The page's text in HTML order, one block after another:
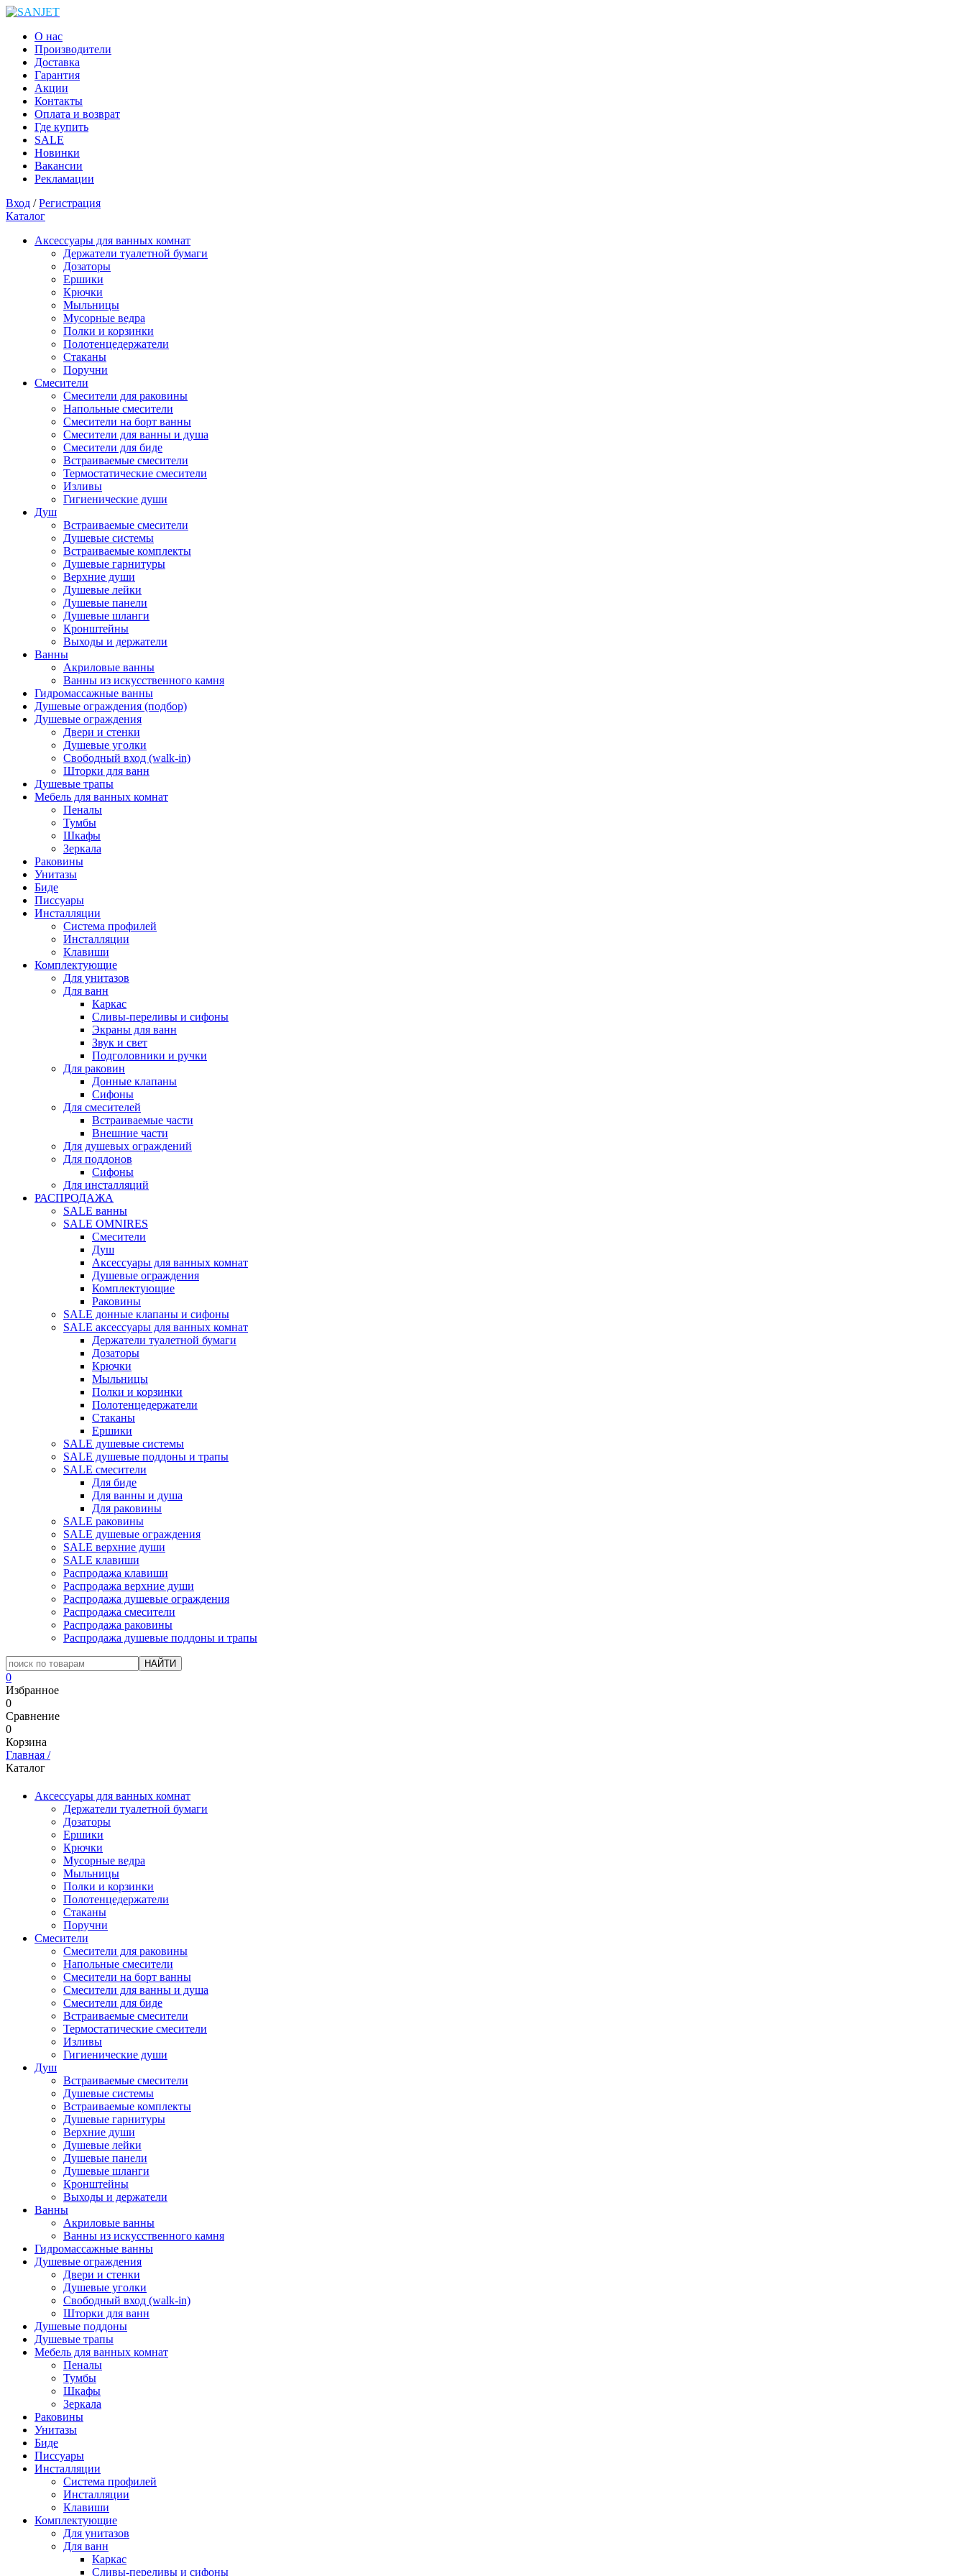
О нас
Производители
Доставка
Гарантия
Акции
Контакты
Оплата и возврат
Где купить
SALE
Новинки
Вакансии
Рекламации
Вход /Регистрация
Каталог
Аксессуары для ванных комнат
Держатели туалетной бумаги
Дозаторы
Ершики
Крючки
Мыльницы
Мусорные ведра
Полки и корзинки
Полотенцедержатели
Стаканы
Поручни
Смесители
Смесители для раковины
Напольные смесители
Смесители на борт ванны
Смесители для ванны и душа
Смесители для биде
Встраиваемые смесители
Термостатические смесители
Изливы
Гигиенические души
Душ
Встраиваемые смесители
Душевые системы
Встраиваемые комплекты
Душевые гарнитуры
Верхние души
Душевые лейки
Душевые панели
Душевые шланги
Кронштейны
Выходы и держатели
Ванны
Акриловые ванны
Ванны из искусственного камня
Гидромассажные ванны
Душевые ограждения (подбор)
Душевые ограждения
Двери и стенки
Душевые уголки
Свободный вход (walk-in)
Шторки для ванн
Душевые трапы
Мебель для ванных комнат
Пеналы
Тумбы
Шкафы
Зеркала
Раковины
Унитазы
Биде
Писсуары
Инсталляции
Система профилей
Инсталляции
Клавиши
Комплектующие
Для унитазов
Для ванн
Каркас
Сливы-переливы и сифоны
Экраны для ванн
Звук и свет
Подголовники и ручки
Для раковин
Донные клапаны
Сифоны
Для смесителей
Встраиваемые части
Внешние части
Для душевых ограждений
Для поддонов
Сифоны
Для инсталляций
РАСПРОДАЖА
SALE ванны
SALE OMNIRES
Смесители
Душ
Аксессуары для ванных комнат
Душевые ограждения
Комплектующие
Раковины
SALE донные клапаны и сифоны
SALE аксессуары для ванных комнат
Держатели туалетной бумаги
Дозаторы
Крючки
Мыльницы
Полки и корзинки
Полотенцедержатели
Стаканы
Ершики
SALE душевые системы
SALE душевые поддоны и трапы
SALE смесители
Для биде
Для ванны и душа
Для раковины
SALE раковины
SALE душевые ограждения
SALE верхние души
SALE клавиши
Распродажа клавиши
Распродажа верхние души
Распродажа душевые ограждения
Распродажа смесители
Распродажа раковины
Распродажа душевые поддоны и трапы
0
Избранное
0
Сравнение
0
Корзина
Главная /
Каталог
Аксессуары для ванных комнат
Держатели туалетной бумаги
Дозаторы
Ершики
Крючки
Мусорные ведра
Мыльницы
Полки и корзинки
Полотенцедержатели
Стаканы
Поручни
Смесители
Смесители для раковины
Напольные смесители
Смесители на борт ванны
Смесители для ванны и душа
Смесители для биде
Встраиваемые смесители
Термостатические смесители
Изливы
Гигиенические души
Душ
Встраиваемые смесители
Душевые системы
Встраиваемые комплекты
Душевые гарнитуры
Верхние души
Душевые лейки
Душевые панели
Душевые шланги
Кронштейны
Выходы и держатели
Ванны
Акриловые ванны
Ванны из искусственного камня
Гидромассажные ванны
Душевые ограждения
Двери и стенки
Душевые уголки
Свободный вход (walk-in)
Шторки для ванн
Душевые поддоны
Душевые трапы
Мебель для ванных комнат
Пеналы
Тумбы
Шкафы
Зеркала
Раковины
Унитазы
Биде
Писсуары
Инсталляции
Система профилей
Инсталляции
Клавиши
Комплектующие
Для унитазов
Для ванн
Каркас
Сливы-переливы и сифоны